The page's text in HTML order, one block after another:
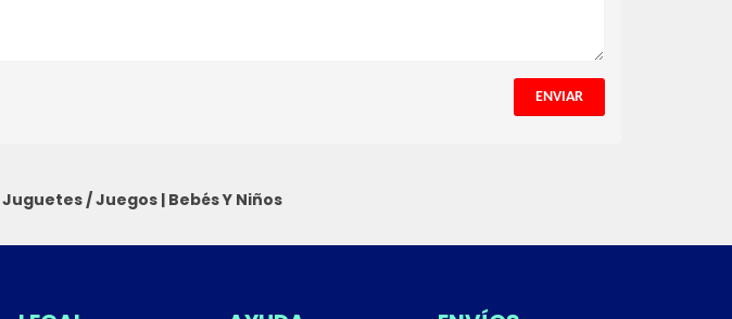
ENVIAR
Juguetes / Juegos | Bebés Y Niños